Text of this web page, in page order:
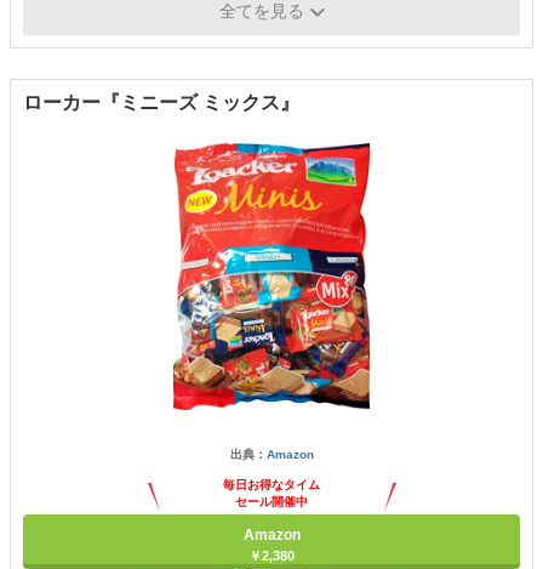
全てを見る
ローカー『ミニーズ ミックス』
出典： Amazon
毎日お得なタイム
セール開催中
Amazon
￥2,380